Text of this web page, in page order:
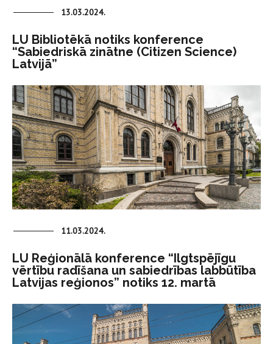
13.03.2024.
LU Bibliotēkā notiks konference
“Sabiedriskā zinātne (Citizen Science)
Latvijā”
11.03.2024.
LU Reģionālā konference “Ilgtspējīgu
vērtību radīšana un sabiedrības labbūtība
Latvijas reģionos” notiks 12. martā